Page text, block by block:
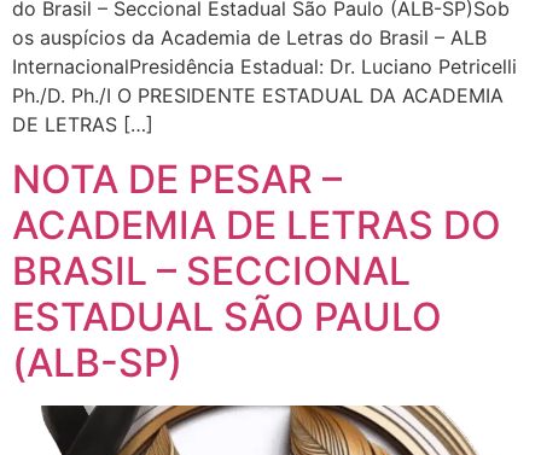
do Brasil – Seccional Estadual São Paulo (ALB-SP)Sob
os auspícios da Academia de Letras do Brasil – ALB
InternacionalPresidência Estadual: Dr. Luciano Petricelli
Ph./D. Ph./I O PRESIDENTE ESTADUAL DA ACADEMIA
DE LETRAS […]
NOTA DE PESAR –
ACADEMIA DE LETRAS DO
BRASIL – SECCIONAL
ESTADUAL SÃO PAULO
(ALB-SP)